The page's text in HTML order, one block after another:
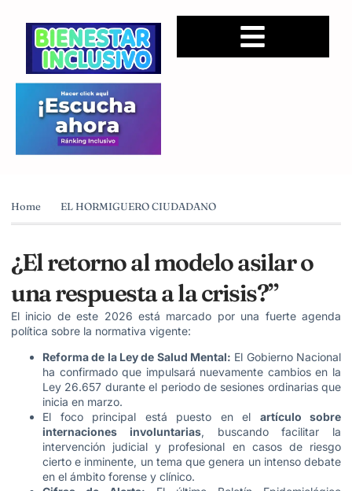
Home EL HORMIGUERO CIUDADANO
¿El retorno al modelo asilar o
una respuesta a la crisis?”
El inicio de este 2026 está marcado por una fuerte agenda
política sobre la normativa vigente:
Reforma de la Ley de Salud Mental: El Gobierno Nacional
ha confirmado que impulsará nuevamente cambios en la
Ley 26.657 durante el periodo de sesiones ordinarias que
inicia en marzo.
El foco principal está puesto en el artículo sobre
internaciones involuntarias, buscando facilitar la
intervención judicial y profesional en casos de riesgo
cierto e inminente, un tema que genera un intenso debate
en el ámbito forense y clínico.